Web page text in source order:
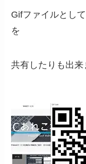
Gifファイルとし
を
共有したりも出来